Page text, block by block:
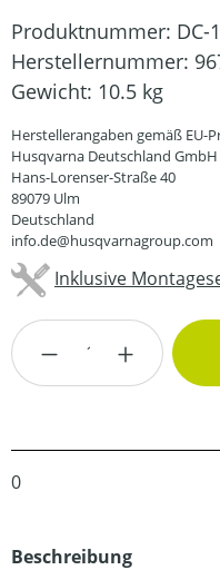
Produktnummer: DC-
Herstellernummer:
Gewicht: 10.5 kg
Herstellerangaben gemäß EU-
Husqvarna Deutschland GmbH
Hans-Lorenser-Straße 40
89079 Ulm
Deutschland
info.de@husqvarnagroup.com
Inklusive
Produkt Anzahl:
0
Beschreibung